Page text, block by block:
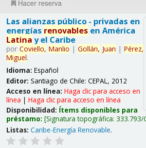
Hacer reserva
Las alianzas público - privadas en
energías renovables en América
Latina y el Caribe
por Coviello, Manlio | Gollán, Juan | Pérez,
Miguel.
Idioma: Español
Editor: Santiago de Chile: CEPAL, 2012
Acceso en línea: Haga clic para acceso en
línea | Haga clic para acceso en línea
Disponibilidad: Ítems disponibles para
préstamo: Signatura topográfica: 333.793/
Listas: Caribe-Energía Renovable.